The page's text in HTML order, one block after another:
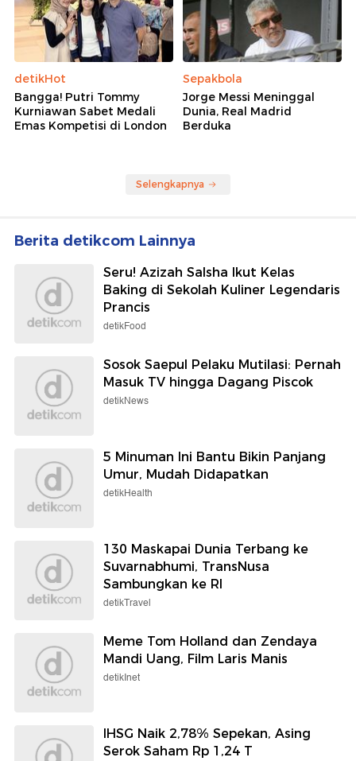
detikHot
Bangga! Putri Tommy
Kurniawan Sabet Medali
Emas Kompetisi di London
Sepakbola
Jorge Messi Meninggal
Dunia, Real Madrid
Berduka
Selengkapnya
Berita detikcom Lainnya
Seru! Azizah Salsha Ikut Kelas
Baking di Sekolah Kuliner Legendaris
Prancis
detikFood
Sosok Saepul Pelaku Mutilasi: Pernah
Masuk TV hingga Dagang Piscok
detikNews
5 Minuman Ini Bantu Bikin Panjang
Umur, Mudah Didapatkan
detikHealth
130 Maskapai Dunia Terbang ke
Suvarnabhumi, TransNusa
Sambungkan ke RI
detikTravel
Meme Tom Holland dan Zendaya
Mandi Uang, Film Laris Manis
detikInet
IHSG Naik 2,78% Sepekan, Asing
Serok Saham Rp 1,24 T